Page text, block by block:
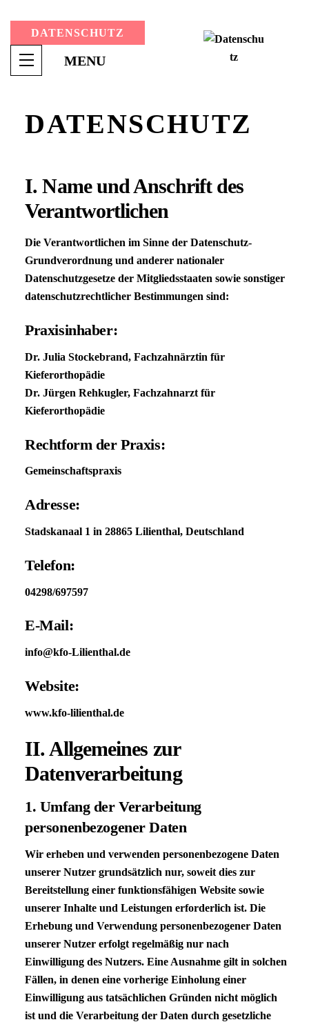
DATENSCHUTZ
Menu MENU
DATENSCHUTZ
I. Name und Anschrift des
Verantwortlichen
Die Verantwortlichen im Sinne der Datenschutz-
Grundverordnung und anderer nationaler
Datenschutzgesetze der Mitgliedsstaaten sowie sonstiger
datenschutzrechtlicher Bestimmungen sind:
Praxisinhaber:
Dr. Julia Stockebrand, Fachzahnärztin für
Kieferorthopädie
Dr. Jürgen Rehkugler, Fachzahnarzt für
Kieferorthopädie
Rechtform der Praxis:
Gemeinschaftspraxis
Adresse:
Stadskanaal 1 in 28865 Lilienthal, Deutschland
Telefon:
04298/697597
E-Mail:
info@kfo-Lilienthal.de
Website:
www.kfo-lilienthal.de
II. Allgemeines zur
Datenverarbeitung
1. Umfang der Verarbeitung
personenbezogener Daten
Wir erheben und verwenden personenbezogene Daten
unserer Nutzer grundsätzlich nur, soweit dies zur
Bereitstellung einer funktionsfähigen Website sowie
unserer Inhalte und Leistungen erforderlich ist. Die
Erhebung und Verwendung personenbezogener Daten
unserer Nutzer erfolgt regelmäßig nur nach
Einwilligung des Nutzers. Eine Ausnahme gilt in solchen
Fällen, in denen eine vorherige Einholung einer
Einwilligung aus tatsächlichen Gründen nicht möglich
ist und die Verarbeitung der Daten durch gesetzliche